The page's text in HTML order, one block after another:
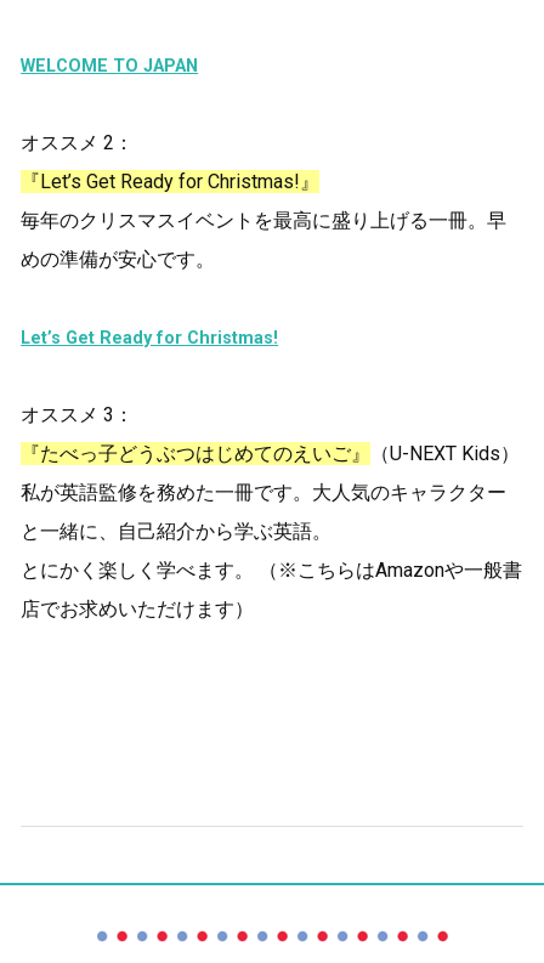
WELCOME TO JAPAN
オススメ 2：
『Let’s Get Ready for Christmas!』
毎年のクリスマスイベントを最高に盛り上げる一冊。早
めの準備が安心です。
Let’s Get Ready for Christmas!
オススメ 3：
『たべっ子どうぶつはじめてのえいご』
（U-NEXT Kids）
私が英語監修を務めた一冊です。大人気のキャラクター
と一緒に、自己紹介から学ぶ英語。
とにかく楽しく学べます。 （※こちらはAmazonや一般書
店でお求めいただけます）